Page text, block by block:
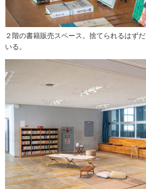
２階の書籍販売スペース。捨てられるはず
いる。